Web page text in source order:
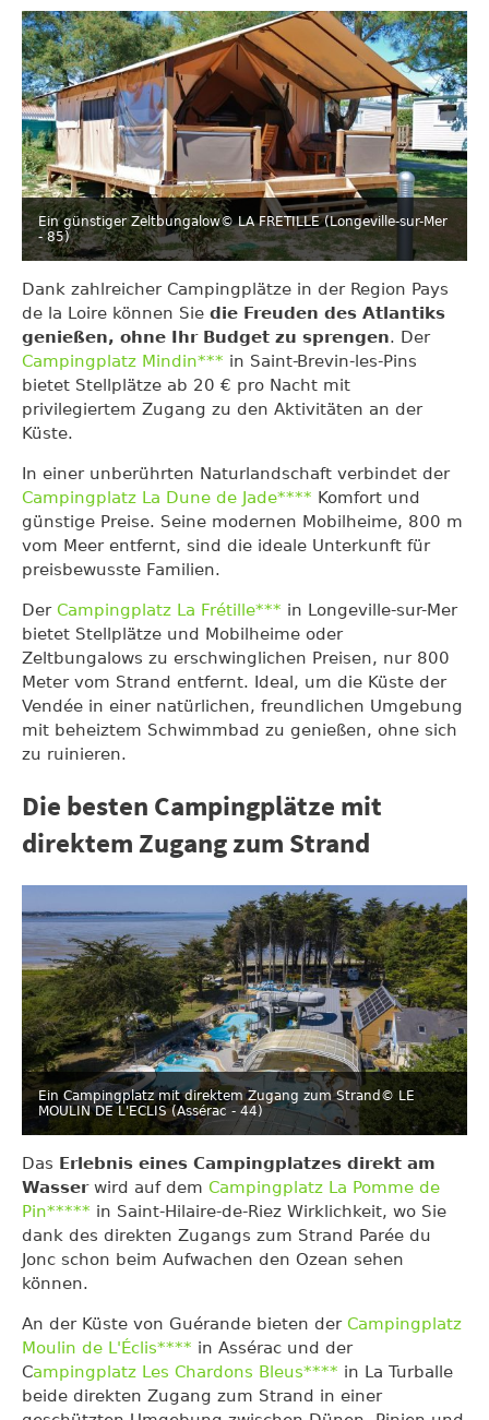
Ein günstiger Zeltbungalow© LA FRETILLE (Longeville-sur-Mer
- 85)
Dank zahlreicher Campingplätze in der Region Pays
de la Loire können Sie die Freuden des Atlantiks
genießen, ohne Ihr Budget zu sprengen. Der
Campingplatz Mindin*** in Saint-Brevin-les-Pins
bietet Stellplätze ab 20 € pro Nacht mit
privilegiertem Zugang zu den Aktivitäten an der
Küste.
In einer unberührten Naturlandschaft verbindet der
Campingplatz La Dune de Jade**** Komfort und
günstige Preise. Seine modernen Mobilheime, 800 m
vom Meer entfernt, sind die ideale Unterkunft für
preisbewusste Familien.
DerCampingplatz La Frétille*** in Longeville-sur-Mer
bietet Stellplätze und Mobilheime oder
Zeltbungalows zu erschwinglichen Preisen, nur 800
Meter vom Strand entfernt. Ideal, um die Küste der
Vendée in einer natürlichen, freundlichen Umgebung
mit beheiztem Schwimmbad zu genießen, ohne sich
zu ruinieren.
Die besten Campingplätze mit
direktem Zugang zum Strand
Ein Campingplatz mit direktem Zugang zum Strand © LE
MOULIN DE L'ECLIS (Assérac - 44)
Das Erlebnis eines Campingplatzes direkt am
Wasserwird auf dem Campingplatz La Pomme de
Pin***** in Saint-Hilaire-de-Riez Wirklichkeit, wo Sie
dank des direkten Zugangs zum Strand Parée du
Jonc schon beim Aufwachen den Ozean sehen
können.
An der Küste von Guérande bieten der Campingplatz
Moulin de L'Éclis**** in Assérac und der
Campingplatz Les Chardons Bleus**** in La Turballe
beide direkten Zugang zum Strand in einer